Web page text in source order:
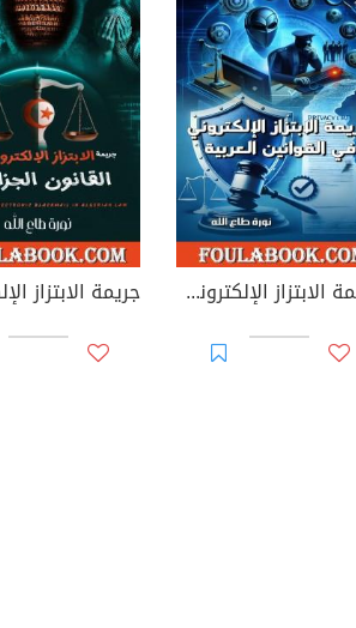
جريمة الابتزاز الإلكتروني في القوانين العربية